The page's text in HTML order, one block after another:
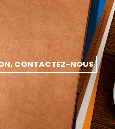
CONTACTEZ-NOUS